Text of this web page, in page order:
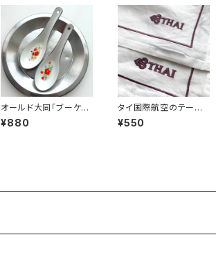
オールド大同「ブーケ」
レンゲ
¥880
タイ国際航空のテーブ
ルクロス
¥550